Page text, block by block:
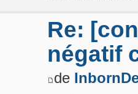
Re:
négatif
de